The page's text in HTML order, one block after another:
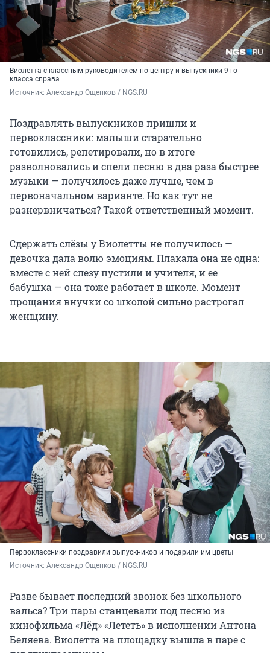
Виолетта с классным руководителем по центру и выпускники 9-го
класса справа
Источник: Александр Ощепков / NGS.RU
Поздравлять выпускников пришли и
первоклассники: малыши старательно
готовились, репетировали, но в итоге
разволновались и спели песню в два раза быстрее
музыки — получилось даже лучше, чем в
первоначальном варианте. Но как тут не
разнервничаться? Такой ответственный момент.
Сдержать слёзы у Виолетты не получилось —
девочка дала волю эмоциям. Плакала она не одна:
вместе с ней слезу пустили и учителя, и ее
бабушка — она тоже работает в школе. Момент
прощания внучки со школой сильно растрогал
женщину.
Первоклассники поздравили выпускников и подарили им цветы
Источник: Александр Ощепков / NGS.RU
Разве бывает последний звонок без школьного
вальса? Три пары станцевали под песню из
кинофильма «Лёд» «Лететь» в исполнении Антона
Беляева. Виолетта на площадку вышла в паре с